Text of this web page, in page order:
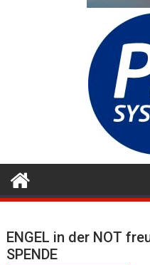
ENGEL in der NOT
SPENDE